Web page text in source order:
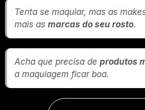
Tenta se maquiar, mas as
mais as marcas do seu rosto.
Acha que precisa de produtos
a maquiagem ficar boa.